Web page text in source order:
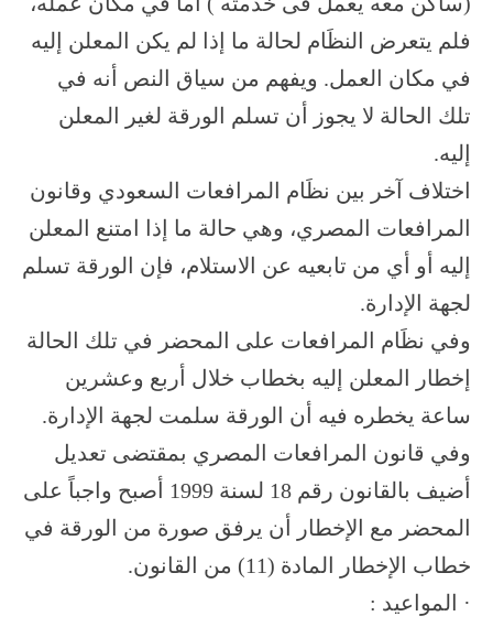
فلم يتعرض النظَام لحالة ما إذا لم يكن المعلن إليه
في مكان العمل. ويفهم من سياق النص أنه في
تلك الحالة لا يجوز أن تسلم الورقة لغير المعلن
إليه.
اختلاف آخر بين نظَام المرافعات السعودي وقانون
المرافعات المصري، وهي حالة ما إذا امتنع المعلن
إليه أو أي من تابعيه عن الاستلام، فإن الورقة تسلم
لجهة الإدارة.
وفي نظَام المرافعات على المحضر في تلك الحالة
إخطار المعلن إليه بخطاب خلال أربع وعشرين
ساعة يخطره فيه أن الورقة سلمت لجهة الإدارة.
وفي قانون المرافعات المصري بمقتضى تعديل
أضيف بالقانون رقم 18 لسنة 1999 أصبح واجباً على
المحضر مع الإخطار أن يرفق صورة من الورقة في
خطاب الإخطار المادة (11) من القانون.
· المواعيد :